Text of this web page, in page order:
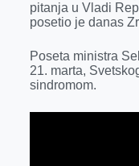
o
k
n
e
pitanja u Vladi
posetio je danas
Poseta ministra
21. marta,
sindromom.